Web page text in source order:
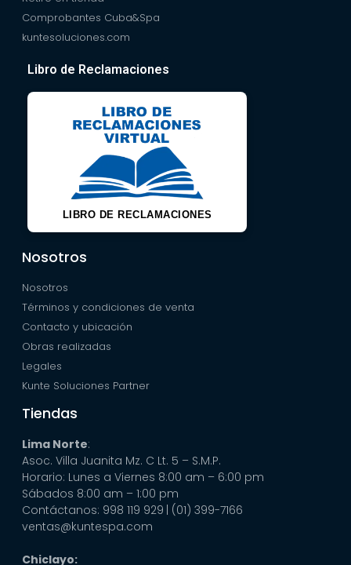
Comprobantes Cuba&Spa
kuntesoluciones.com
Libro de Reclamaciones
LIBRO DE RECLAMACIONES
Nosotros
Nosotros
Términos y condiciones de venta
Contacto y ubicación
Obras realizadas
Legales
Kunte Soluciones Partner
Tiendas
Lima Norte:
Asoc. Villa Juanita Mz. C Lt. 5 – S.M.P.
Horario: Lunes a Viernes 8:00 am – 6:00 pm
Sábados 8:00 am – 1:00 pm
Contáctanos: 998 119 929 | (01) 399-7166
ventas@kuntespa.com
Chiclayo: